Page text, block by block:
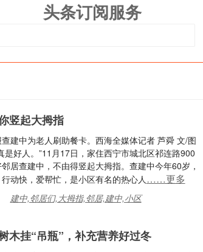
头条订阅服务
竖起大拇指
建中为老人刷助餐卡。西海全媒体记者 芦舜 文/图
是好人。”11月17日，家住西宁市城北区祁连路900
居查建中，不由得竖起大拇指。查建中今年60岁，
动快，爱帮忙，是小区有名的热心人……更多
建中,邻居们,大拇指,邻居,建中,小区
木挂“吊瓶”，补充营养好过冬